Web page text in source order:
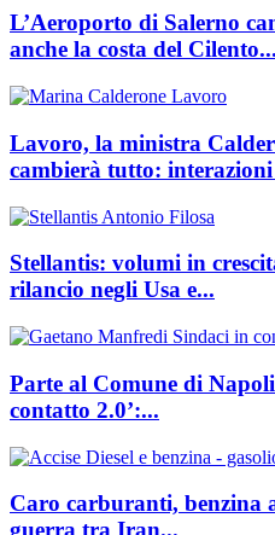
L’Aeroporto di Salerno
anche la costa del
Lavoro, la ministra
cambierà tutto:
Stellantis: volumi in
rilancio negli Usa e...
Parte al Comune di
contatto 2.0’:...
Caro carburanti, benzina
guerra tra Iran...